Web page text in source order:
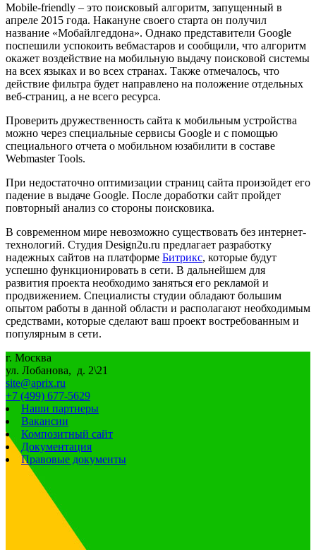
Mobile-friendly – это поисковый алгоритм, запущенный в
апреле 2015 года. Накануне своего старта он получил
название «Мобайлгеддона». Однако представители Google
поспешили успокоить вебмастаров и сообщили, что алгоритм
окажет воздействие на мобильную выдачу поисковой системы
на всех языках и во всех странах. Также отмечалось, что
действие фильтра будет направлено на положение отдельных
веб-страниц, а не всего ресурса.
Проверить дружественность сайта к мобильным устройства
можно через специальные сервисы Google и с помощью
специального отчета о мобильном юзабилити в составе
Webmaster Tools.
При недостаточно оптимизации страниц сайта произойдет его
падение в выдаче Google. После доработки сайт пройдет
повторный анализ со стороны поисковика.
В современном мире невозможно существовать без интернет-
технологий. Студия Design2u.ru предлагает разработку
надежных сайтов на платформе Битрикс, которые будут
успешно функционировать в сети. В дальнейшем для
развития проекта необходимо заняться его рекламой и
продвижением. Специалисты студии обладают большим
опытом работы в данной области и располагают необходимым
средствами, которые сделают ваш проект востребованным и
популярным в сети.
г. Москва
ул. Лобанова, д. 2\21
site@aprix.ru
+7 (499) 677-5629
Наши партнеры
Вакансии
Композитный сайт
Документация
Правовые документы